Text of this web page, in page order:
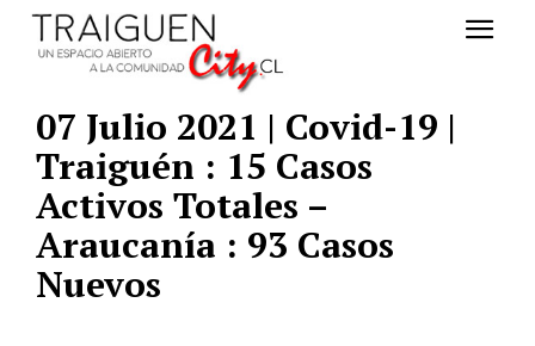
07 Julio 2021 | Covid-19 |
Traiguén : 15 Casos
Activos Totales –
Araucanía : 93 Casos
Nuevos